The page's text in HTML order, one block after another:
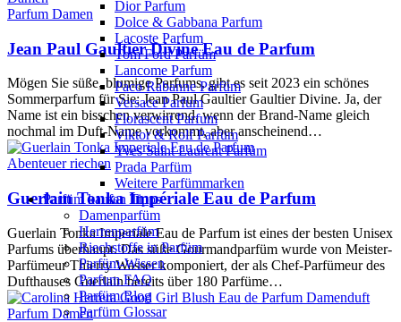
Dior Parfum
Dolce & Gabbana Parfum
Lacoste Parfum
Tom Ford Parfüm
Lancome Parfum
Paco Rabanne Parfüm
Versace Parfum
Florascent Parfum
Viktor & Rolf Parfüm
Yves Saint Laurent Parfüm
Prada Parfüm
Weitere Parfümmarken
Parfüm kaufen Tipps
Damenparfüm
Herrenparfüm
Riechstoffe in Parfüm
Parfüm-Wissen
Parfum FAQ
Parfüm Blog
Parfüm Glossar
Parfum Damen
Jean Paul Gaultier Divine Eau de Parfum
Mögen Sie süße, blumige Parfums, gibt es seit 2023 ein schönes
Sommerparfum für Sie: Jean Paul Gaultier Gaultier Divine. Ja, der
Name ist ein bisschen verwirrend, wenn der Brand-Name gleich
nochmal im Duft-Name vorkommt, aber anscheinend…
Abenteuer riechen
Guerlain Tonka Impériale Eau de Parfum
Guerlain Tonka Imperiale Eau de Parfum ist eines der besten Unisex
Parfums überhaupt. Das süße Gourmandparfüm wurde von Meister-
Parfümeur Thierry Wasser komponiert, der als Chef-Parfümeur des
Dufthauses Guerlain bereits über 180 Parfüme…
Parfum Damen